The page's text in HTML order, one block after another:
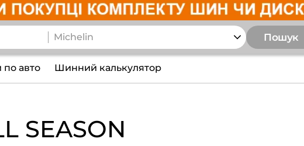
Пошук
авто Шинний калькулятор
SEASON